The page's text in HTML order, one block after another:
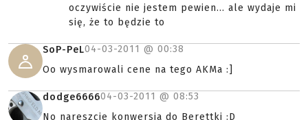
oczywiście nie jestem pewien... ale wydaje mi
się, że to będzie to
SoP-PeL04-03-2011 @ 00:38
Oo wysmarowali cene na tego AKMa :]
dodge666604-03-2011 @ 08:53
No nareszcie konwersja do Berettki :D